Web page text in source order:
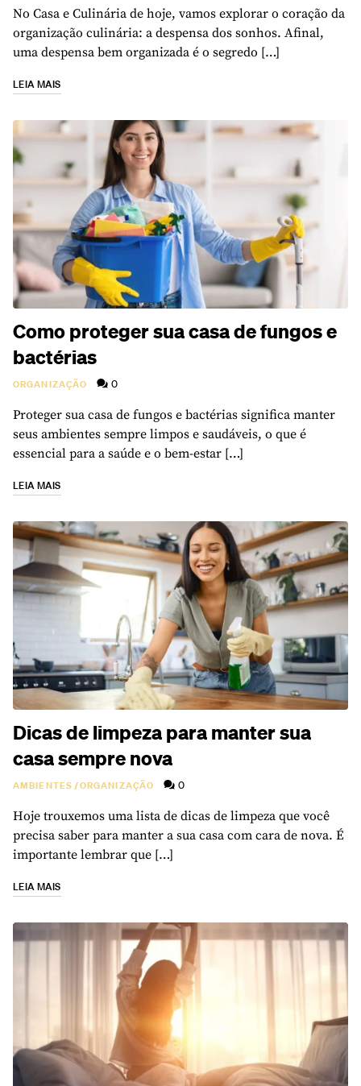
No Casa e Culinária de hoje, vamos explorar o coração da
organização culinária: a despensa dos sonhos. Afinal,
uma despensa bem organizada é o segredo […]
LEIA MAIS
Como proteger sua casa de fungos e
bactérias
ORGANIZAÇÃO 0
Proteger sua casa de fungos e bactérias significa manter
seus ambientes sempre limpos e saudáveis, o que é
essencial para a saúde e o bem-estar […]
LEIA MAIS
Dicas de limpeza para manter sua
casa sempre nova
AMBIENTES/ORGANIZAÇÃO 0
Hoje trouxemos uma lista de dicas de limpeza que você
precisa saber para manter a sua casa com cara de nova. É
importante lembrar que […]
LEIA MAIS